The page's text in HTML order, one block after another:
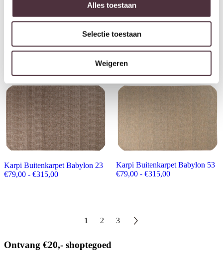
Alles toestaan
Selectie toestaan
Weigeren
Karpi Karpet Amar 99
175,00 - €425,00Prijsklasse: €175,00 tot €425,00
Karpi Karpet Aquamarijn 99
Prijsklasse:
Karpi Buitenkarpet Babylon 23
€79,00 - €315,00Prijsklasse: €79,00 tot €315,00
Karpi Buitenkarpet Babylon 53
€79,00 - €315,00Prijsklasse:
1 2 3
Ontvang €20,- shoptegoed